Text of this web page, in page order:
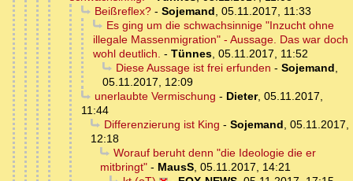
Beißreflex?- Sojemand, 05.11.2017, 11:33
Es ging um die schwachsinnige "Inzucht ohne
illegale Massenmigration" - Aussage. Das war doch
wohl deutlich. - Tünnes, 05.11.2017, 11:52
Diese Aussage ist frei erfunden - Sojemand,
05.11.2017, 12:09
unerlaubte Vermischung - Dieter, 05.11.2017,
11:44
Differenzierung ist King - Sojemand, 05.11.2017,
12:18
Worauf beruht denn "die Ideologie die er
mitbringt" - MausS, 05.11.2017, 14:21